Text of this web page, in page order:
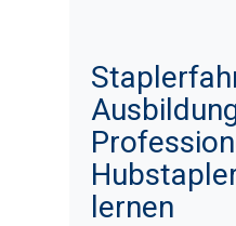
lernen